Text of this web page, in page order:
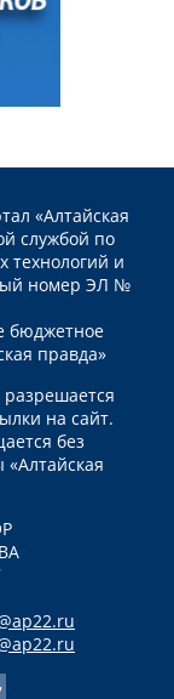
«Алтайская
службой по
технологий и
номер ЭЛ №
бюджетное
правда»
на сайт.
без
«Алтайская